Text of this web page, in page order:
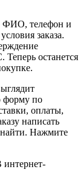
ФИО, телефон и
заказа.
останется
форму по
оплаты,
написать
Нажмите